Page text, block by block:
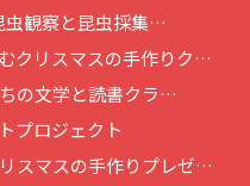
虫観察と昆虫採集…
クリスマスの手作りク…
の文学と読書クラ…
プロジェクト
スマスの手作りプレゼ…